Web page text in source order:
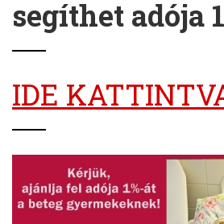
segíthet adója
IDE